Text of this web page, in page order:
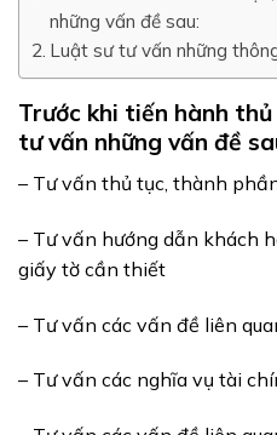
những vấn đề sau:
Luật sư tư vấn những
Trước khi tiến hành
tư vấn những vấn đề
– Tư vấn thủ tục, thành
– Tư vấn hướng dẫn khách
giấy tờ cần thiết
– Tư vấn các vấn đề liên
– Tư vấn các nghĩa vụ tài